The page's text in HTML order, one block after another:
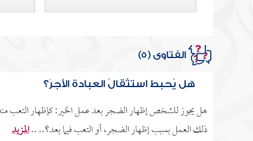
الفتاوى (5)
هل يُحبِط استثقالُ العبادةِ الأجرَ؟
هل يجوز للشخص إظهار الضجر بعد عمل الخير: كإظهار التعب
ذلك العمل بسبب إظهار الضجر، أو التعب فيما بعد؟.. ..المزيد